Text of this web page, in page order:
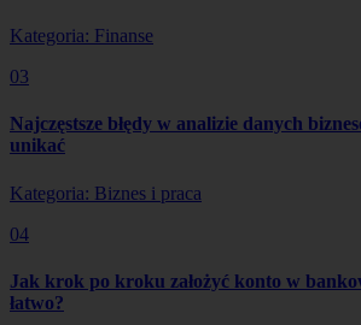
Kategoria: Finanse
03
Najczęstsze błędy w analizie danych
unikać
Kategoria: Biznes i praca
04
Jak krok po kroku założyć konto w
łatwo?